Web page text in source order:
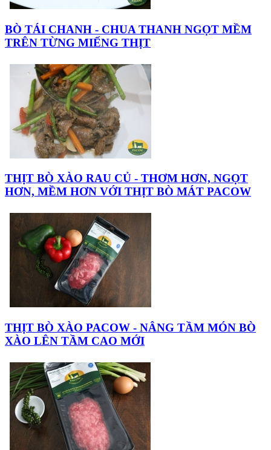
BÒ TÁI CHANH - CHUA THANH NGỌT MỀM
TRÊN TỪNG MIẾNG THỊT
THỊT BÒ XÀO RAU CỦ - THƠM HƠN, NGỌT
HƠN, MỀM HƠN VỚI THỊT BÒ MÁT PACOW
THỊT BÒ XÀO PACOW - NÂNG TẦM MÓN BÒ
XÀO LÊN TẦM CAO MỚI